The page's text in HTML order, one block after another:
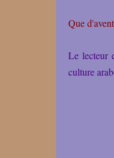
Que
Le lecteur
culture